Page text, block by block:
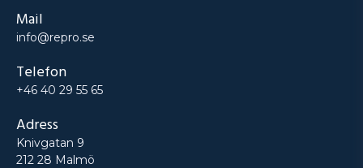
Mail
info@repro.se
Telefon
+46 40 29 55 65
Adress
Knivgatan 9
212 28 Malmö